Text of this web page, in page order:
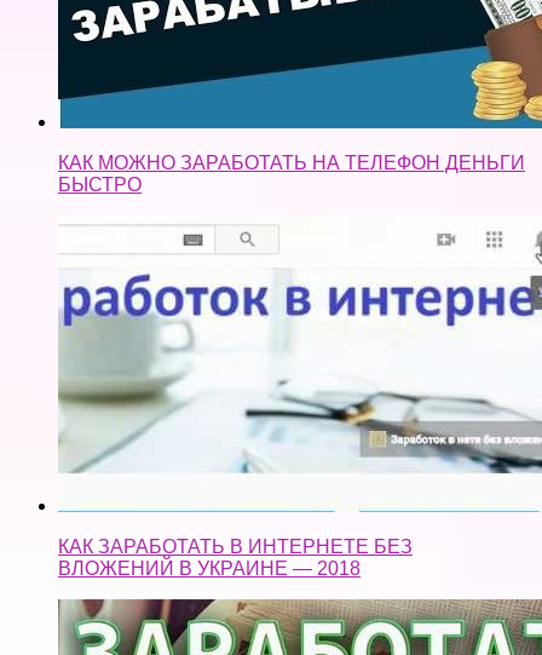
КАК МОЖНО ЗАРАБОТАТЬ НА ТЕЛЕФОН ДЕНЬГИ
БЫСТРО
КАК ЗАРАБОТАТЬ В ИНТЕРНЕТЕ БЕЗ
ВЛОЖЕНИЙ В УКРАИНЕ — 2018